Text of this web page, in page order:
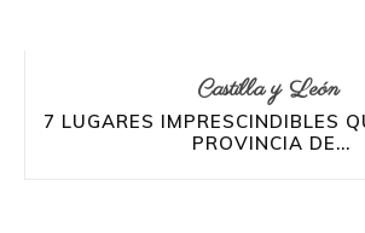
Castilla y León
7 LUGARES IMPRESCINDIBLES
PROVINCIA DE...